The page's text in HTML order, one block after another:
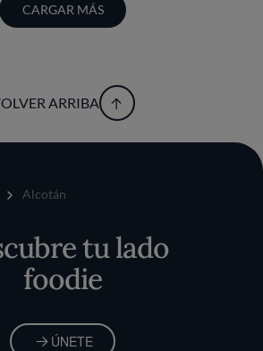
CARGAR MÁS
ARRIBA
Alcotán
tu lado
foodie
ÚNETE